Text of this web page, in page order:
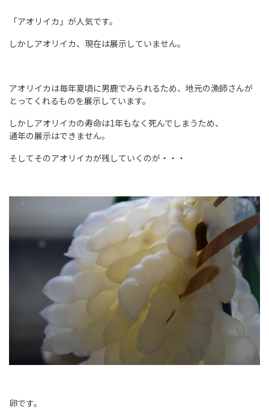
「アオリイカ」が人気です。
しかしアオリイカ、現在は展示していません。
アオリイカは毎年夏頃に男鹿でみられるため、地元の漁師さんが
とってくれるものを展示しています。
しかしアオリイカの寿命は1年もなく死んでしまうため、
通年の展示はできません。
そしてそのアオリイカが残していくのが・・・
卵です。